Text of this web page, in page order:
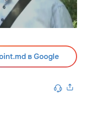
в Google